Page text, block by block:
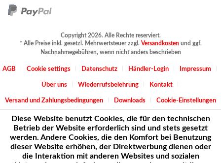
Copyright 2026. Alle Rechte reserviert.
* Alle Preise inkl. gesetzl. Mehrwertsteuer zzgl. Versandkostenund ggf.
Nachnahmegebühren, wenn nicht anders beschrieben
AGB Cookie settings Datenschutz Händler-Login Impressum
Über uns Wiederrufsbelehrung Kontakt
Versand und Zahlungsbedingungen Downloads Cookie-Einstellungen
Diese Website benutzt Cookies, die für den technischen
Betrieb der Website erforderlich sind und stets gesetzt
werden. Andere Cookies, die den Komfort bei Benutzung
dieser Website erhöhen, der Direktwerbung dienen oder
die Interaktion mit anderen Websites und sozialen